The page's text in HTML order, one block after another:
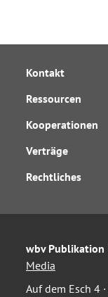
Kontakt
Ressourcen
Kooperationen
Verträge
Rechtliches
wbv Publikation
Media
Auf dem Esch 4